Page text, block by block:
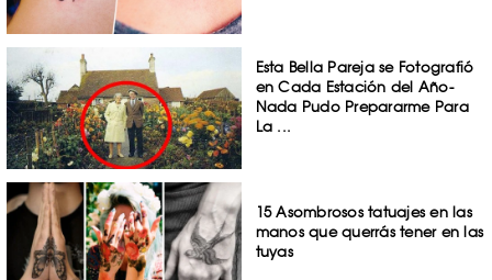
Esta Bella Pareja se Fotografió
en Cada Estación del Año-
Nada Pudo Prepararme Para
La ...
15 Asombrosos tatuajes en las
manos que querrás tener en las
tuyas